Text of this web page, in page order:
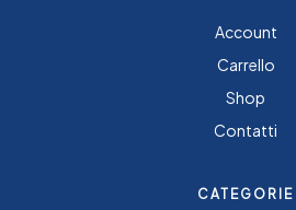
Account
Carrello
Shop
Contatti
CATEGORIE